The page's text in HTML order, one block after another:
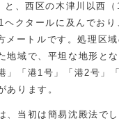
と、西区の木津川以西
ヘクタールに及んでおり
メートルです。処理区
地域で、平坦な地形と
」「港1号」「港2号」
あります。
、当初は簡易沈殿法で